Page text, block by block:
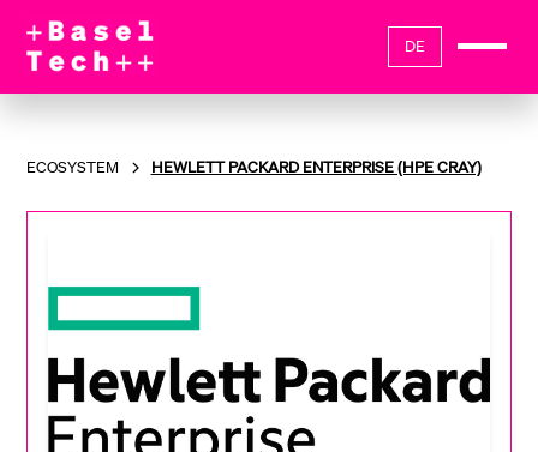
DE
ECOSYSTEM HEWLETT PACKARD ENTERPRISE (HPE CRAY)